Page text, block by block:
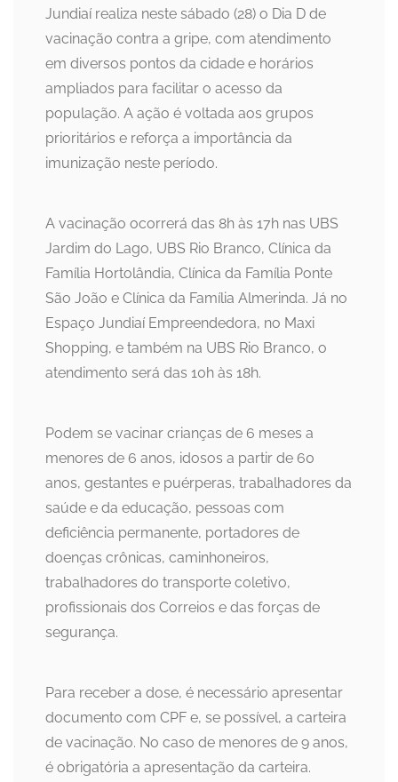
Jundiaí realiza neste sábado (28) o Dia D de
vacinação contra a gripe, com atendimento
em diversos pontos da cidade e horários
ampliados para facilitar o acesso da
população. A ação é voltada aos grupos
prioritários e reforça a importância da
imunização neste período.
A vacinação ocorrerá das 8h às 17h nas UBS
Jardim do Lago, UBS Rio Branco, Clínica da
Família Hortolândia, Clínica da Família Ponte
São João e Clínica da Família Almerinda. Já no
Espaço Jundiaí Empreendedora, no Maxi
Shopping, e também na UBS Rio Branco, o
atendimento será das 10h às 18h.
Podem se vacinar crianças de 6 meses a
menores de 6 anos, idosos a partir de 60
anos, gestantes e puérperas, trabalhadores da
saúde e da educação, pessoas com
deficiência permanente, portadores de
doenças crônicas, caminhoneiros,
trabalhadores do transporte coletivo,
profissionais dos Correios e das forças de
segurança.
Para receber a dose, é necessário apresentar
documento com CPF e, se possível, a carteira
de vacinação. No caso de menores de 9 anos,
é obrigatória a apresentação da carteira.